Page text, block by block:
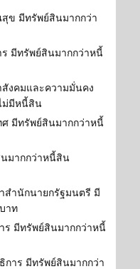
ข มีทรัพย์สินมากกว่า
มีทรัพย์สินมากกว่าหนี้
งคมและความมั่นคง
ม่มีหนี้สิน
มีทรัพย์สินมากกว่าหนี้
มากกว่าหนี้สิน
สำนักนายกรัฐมนตรี มี
าท
ร มีทรัพย์สินมากกว่าหนี้
าร มีทรัพย์สินมากกว่า